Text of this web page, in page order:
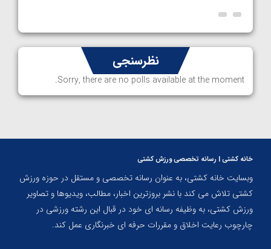
نظرسنجی
Sorry, there are no polls available at the moment.
خانه کشتی | رسانه تخصصی ورزش کشتی
وبسایت خانه کشتی، به عنوان رسانه تخصصی و مستقل در حوزه ورزش
کشتی تلاش می کند با نشر بروزترین اخبار، مطالب، ویدیوها و تصاویر
ورزش کشتی، به وظیفه رسانه ای خود در قبال این رشته ورزشی در
چارچوب رعایت اخلاق و مقررات حرفه ای خبرنگاری عمل کند.